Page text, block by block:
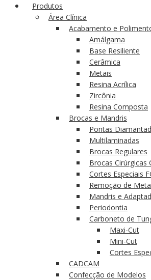
Produtos
Área Clínica
Acabamento e
Amálgama
Base Resiliente
Cerâmica
Metais
Resina Acrílica
Zircônia
Resina Composta
Brocas e Mandris
Pontas
Multilaminadas
Brocas Regulares
Brocas Cirúrgicas
Cortes Especiais
Remoção de
Mandris e
Periodontia
Carboneto de
Maxi-Cut
Mini-Cut
Cortes
CADCAM
Confecção de Modelos